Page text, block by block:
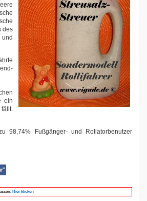
des
und
ein
98,74% Fußgänger- und Rollatorbenutzer
Hier klicken